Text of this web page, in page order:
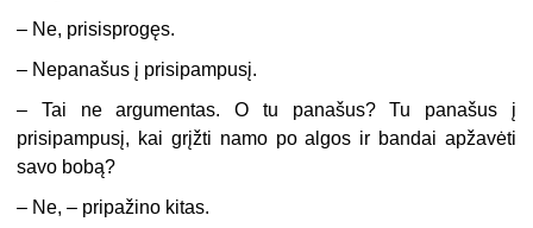
– Ne, prisisprogęs.
– Nepanašus į prisipampusį.
– Tai ne argumentas. O tu panašus? Tu panašus į
prisipampusį, kai grįžti namo po algos ir bandai apžavėti
savo bobą?
– Ne, – pripažino kitas.